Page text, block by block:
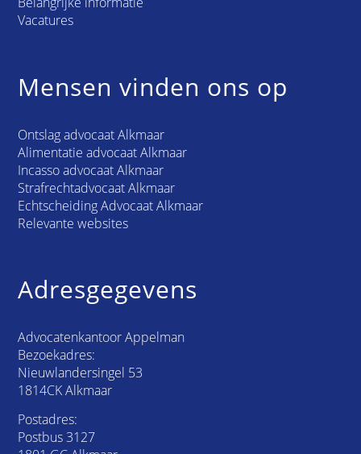
Vacatures
Mensen vinden ons op
Ontslag advocaat Alkmaar
Alimentatie advocaat Alkmaar
Incasso advocaat Alkmaar
Strafrechtadvocaat Alkmaar
Echtscheiding Advocaat Alkmaar
Relevante websites
Adresgegevens
Advocatenkantoor Appelman
Bezoekadres:
Nieuwlandersingel 53
1814CK Alkmaar
Postadres:
Postbus 3127